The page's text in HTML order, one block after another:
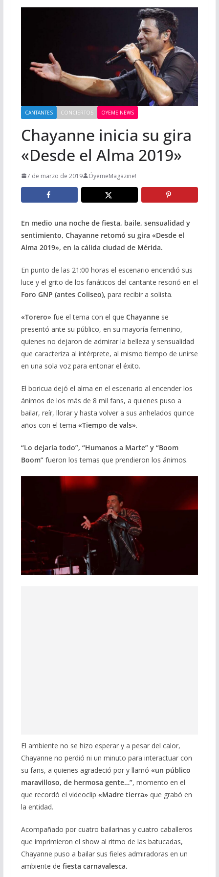
CANTANTES CONCIERTOS OYEME NEWS
Chayanne inicia su gira
«Desde el Alma 2019»
7 de marzo de 2019 ÓyemeMagazine!
En medio una noche de fiesta, baile, sensualidad y
sentimiento, Chayanne retomó su gira «Desde el
Alma 2019», en la cálida ciudad de Mérida.
En punto de las 21:00 horas el escenario encendió sus
luce y el grito de los fanáticos del cantante resonó en el
Foro GNP (antes Coliseo), para recibir a solista.
«Torero» fue el tema con el que Chayannese
presentó ante su público, en su mayoría femenino,
quienes no dejaron de admirar la belleza y sensualidad
que caracteriza al intérprete, al mismo tiempo de unirse
en una sola voz para entonar el éxito.
El boricua dejó el alma en el escenario al encender los
ánimos de los más de 8 mil fans, a quienes puso a
bailar, reír, llorar y hasta volver a sus anhelados quince
años con el tema «Tiempo de vals».
“Lo dejaría todo”, “Humanos a Marte” y “Boom
Boom”fueron los temas que prendieron los ánimos.
El ambiente no se hizo esperar y a pesar del calor,
Chayanne no perdió ni un minuto para interactuar con
su fans, a quienes agradeció por y llamó «un público
maravilloso, de hermosa gente…”, momento en el
que recordó el videoclip «Madre tierra» que grabó en
la entidad.
Acompañado por cuatro bailarinas y cuatro caballeros
que imprimieron el show al ritmo de las batucadas,
Chayanne puso a bailar sus fieles admiradoras en un
ambiente de fiesta carnavalesca.